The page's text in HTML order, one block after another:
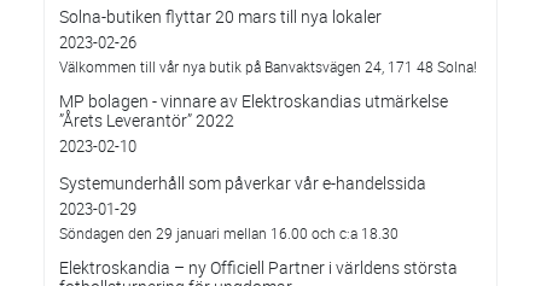
Solna-butiken flyttar 20 mars till nya lokaler
2023-02-26
Välkommen till vår nya butik på Banvaktsvägen 24, 171 48 Solna!
MP bolagen - vinnare av Elektroskandias utmärkelse
”Årets Leverantör” 2022
2023-02-10
Systemunderhåll som påverkar vår e-handelssida
2023-01-29
Söndagen den 29 januari mellan 16.00 och c:a 18.30
Elektroskandia – ny Officiell Partner i världens största